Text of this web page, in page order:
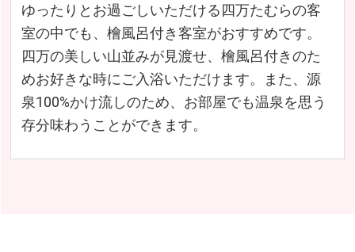
ゆったりとお過ごしいただける四万たむらの客
室の中でも、檜風呂付き客室がおすすめです。
四万の美しい山並みが見渡せ、檜風呂付きのた
めお好きな時にご入浴いただけます。また、源
泉100%かけ流しのため、お部屋でも温泉を思う
存分味わうことができます。